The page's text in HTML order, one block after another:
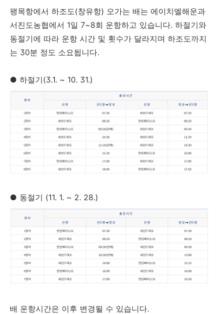
팽목항에서 하조도(창유항) 오가는 배는 에이치엘해운과
서진도농협에서 1일 7~8회 운항하고 있습니다. 하절기와
동절기에 따라 운항 시간 및 횟수가 달라지며 하조도까지
는 30분 정도 소요됩니다.
● 하절기(3.1. ~ 10. 31.)
● 동절기 (11. 1. ~ 2. 28.)
배 운항시간은 이후 변경될 수 있습니다.